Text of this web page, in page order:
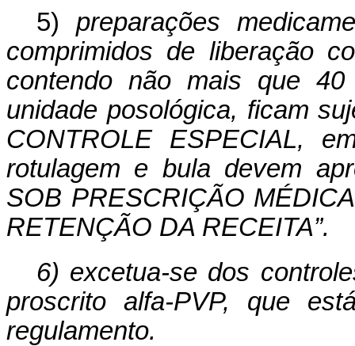
5) preparações
comprimidos de liberação
contendo não mais que 40
unidade posológica, ficam
CONTROLE ESPECIAL,
rotulagem e bula devem
SOB PRESCRIÇÃO
RETENÇÃO DA RECEITA”.
6) excetua-se dos
proscrito alfa-PVP, que
regulamento.